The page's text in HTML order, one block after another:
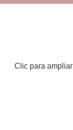
Clic para ampliar